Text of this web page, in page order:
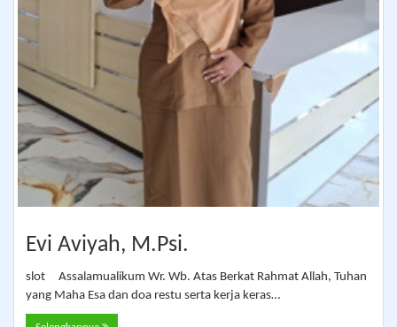
Evi Aviyah, M.Psi.
slot Assalamualikum Wr. Wb. Atas Berkat Rahmat Allah, Tuhan
yang Maha Esa dan doa restu serta kerja keras…